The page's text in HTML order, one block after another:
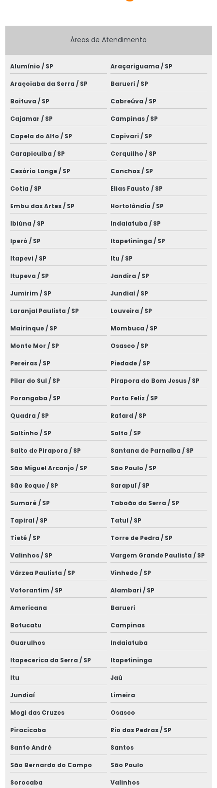
Estudo de coordenação e proteção
Estudo de proteção subestação
Estudo de seletividade elétrica
Execução de projetos elétricos
Instalação elétrica de baixa tensão
Instalação de quadros elétricos
Instalação de rede elétrica subterrânea
Instalação de spda para raios
Instalações elétricas alto padrão
Instalações elétricas comerciais e prediais
Instalações elétricas industriais
Instalações elétricas de média tensão
Laudo de cabine primária
Laudo de dispensa de spda
Laudo elétrico nr 10
Laudo elétrico nr10
Laudo de inspeção spda
Laudo de média tensão
Laudo nr10
Laudo sistema spda
Laudo de spda
Laudo de spda e aterramento
Laudo spda bombeiros
Laudo spda empresa
Laudo de termografia
Limpeza de cabine primária
Manutenção de cabine primária
Manutenção corretiva elétrica
Manutenção de instalações elétricas
Manutenção de painéis elétricos
Manutenção preventiva de cabine primária
Manutenção preventiva elétrica
Montagem de cabine primária
Montagem de cabine primária média tensão
Áreas de Atendimento
Alumínio / SP Araçariguama / SP
Araçoiaba da Serra / SP Barueri / SP
Boituva / SP Cabreúva / SP
Cajamar / SP Campinas / SP
Capela do Alto / SP Capivari / SP
Carapicuíba / SP Cerquilho / SP
Cesário Lange / SP Conchas / SP
Cotia / SP Elias Fausto / SP
Embu das Artes / SP Hortolândia / SP
Ibiúna / SP Indaiatuba / SP
Iperó / SP Itapetininga / SP
Itapevi / SP Itu / SP
Itupeva / SP Jandira / SP
Jumirim / SP Jundiaí / SP
Laranjal Paulista / SP Louveira / SP
Mairinque / SP Mombuca / SP
Monte Mor / SP Osasco / SP
Pereiras / SP Piedade / SP
Pilar do Sul / SP Pirapora do Bom Jesus / SP
Porangaba / SP Porto Feliz / SP
Quadra / SP Rafard / SP
Saltinho / SP Salto / SP
Salto de Pirapora / SP Santana de Parnaíba / SP
São Miguel Arcanjo / SP São Paulo / SP
São Roque / SP Sarapuí / SP
Sumaré / SP Taboão da Serra / SP
Tapiraí / SP Tatuí / SP
Tietê / SP Torre de Pedra / SP
Valinhos / SP Vargem Grande Paulista / SP
Várzea Paulista / SP Vinhedo / SP
Votorantim / SP Alambari / SP
Americana Barueri
Botucatu Campinas
Guarulhos Indaiatuba
Itapecerica da Serra / SP Itapetininga
Itu Jaú
Jundiaí Limeira
Mogi das Cruzes Osasco
Piracicaba Rio das Pedras / SP
Santo André Santos
São Bernardo do Campo São Paulo
Sorocaba Valinhos